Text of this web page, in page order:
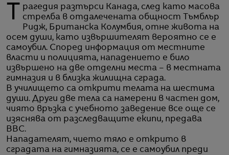
Трагедия разтърси Канада, след като масова
стрелба в отдалечената общност Тъмблър
Ридж, Британска Колумбия, отне живота на
осем души, като извършителят вероятно се е
самоубил. Според информация от местните
власти и полицията, нападението е било
извършено на две отделни места – в местната
гимназия и в близка жилищна сграда.
В училището са открити телата на шестима
души. Други две тела са намерени в частен дом,
чиято връзка с учебното заведение все още се
изяснява от разследващите екипи, предава
BBC.
Нападателят, чието тяло е открито в
сградата на гимназията, се е самоубил преди